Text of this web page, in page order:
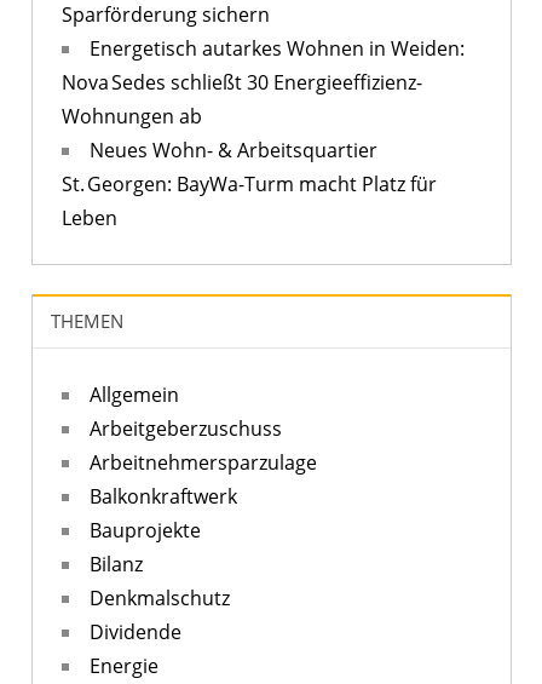
Sparförderung sichern
Energetisch autarkes Wohnen in Weiden:
Nova Sedes schließt 30 Energieeffizienz-
Wohnungen ab
Neues Wohn- & Arbeitsquartier
St. Georgen: BayWa-Turm macht Platz für
Leben
THEMEN
Allgemein
Arbeitgeberzuschuss
Arbeitnehmersparzulage
Balkonkraftwerk
Bauprojekte
Bilanz
Denkmalschutz
Dividende
Energie